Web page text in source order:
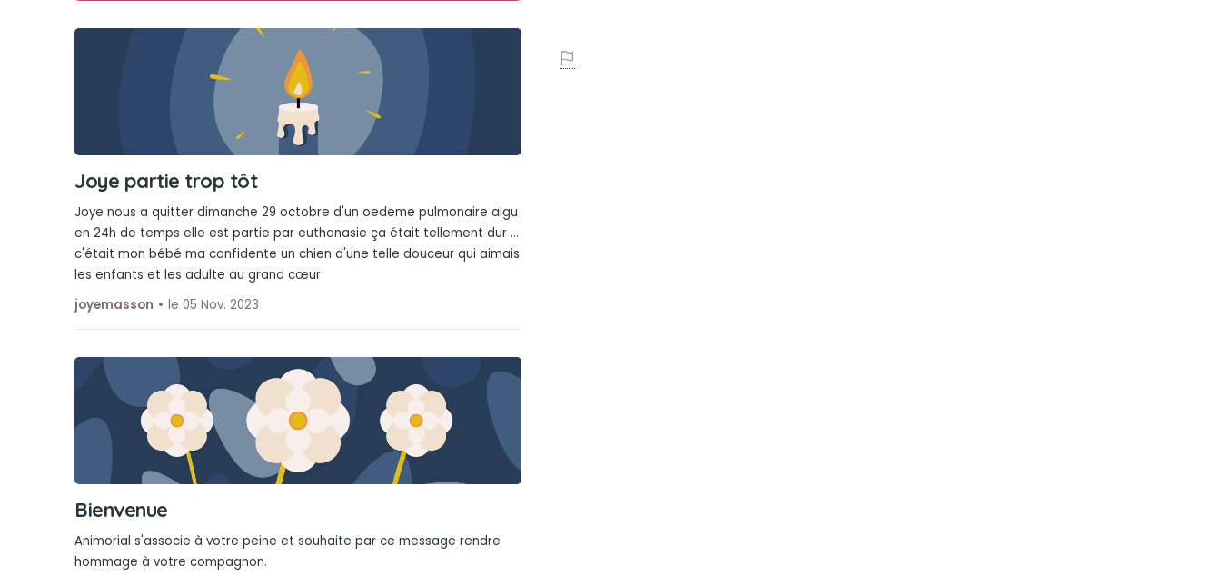
Joye partie trop tôt
Joye nous a quitter dimanche 29 octobre d'un oedeme pulmonaire aigu
en 24h de temps elle est partie par euthanasie ça était tellement dur ...
c'était mon bébé ma confidente un chien d'une telle douceur qui aimais
les enfants et les adulte au grand cœur
joyemasson
le 05 Nov. 2023
Bienvenue
Animorial s'associe à votre peine et souhaite par ce message rendre
hommage à votre compagnon.